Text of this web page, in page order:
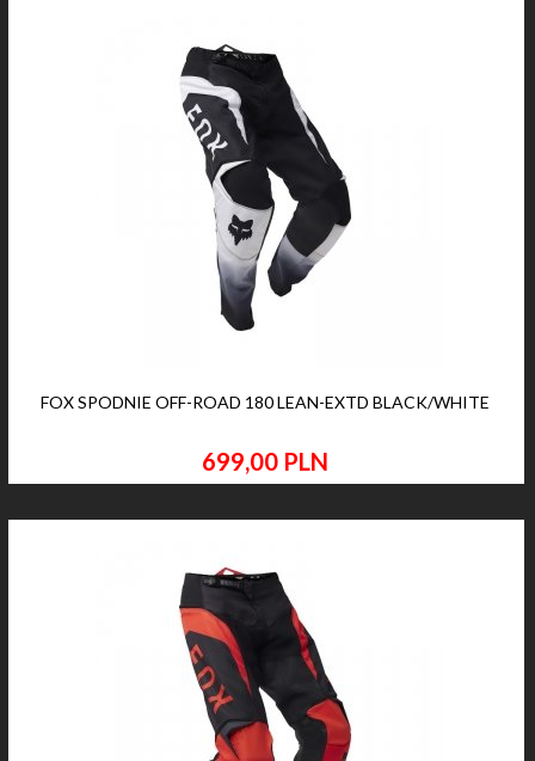
FOX SPODNIE OFF-ROAD 180 LEAN-EXTD BLACK/WHITE
699,00 PLN